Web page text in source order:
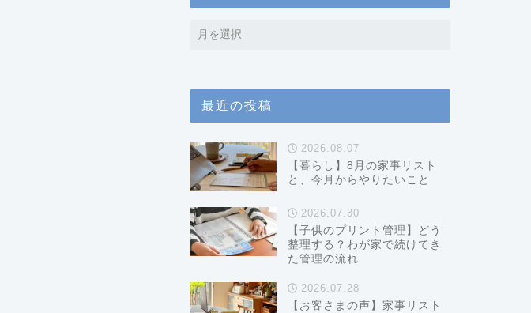
最近の投稿
2026.08.07
【暮らし】8月の家事リスト
と、今月からやりたいこと
2026.07.30
【子供のプリント管理】どう
整理する？わが家で続けてき
た管理の流れ
2026.07.28
【お客さまの声】家事リスト